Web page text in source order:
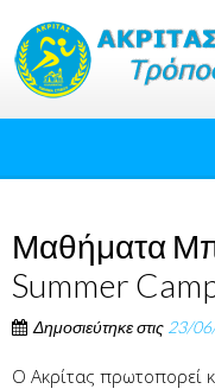
Μαθήματα
Summer
Δημοσιεύτηκε στις 23/
Ο Ακρίτας πρωτοπορεί